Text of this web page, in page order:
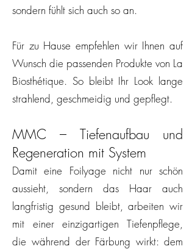
sondern fühlt sich auch so an.
Für zu Hause empfehlen wir Ihnen auf
Wunsch die passenden Produkte von La
Biosthétique. So bleibt Ihr Look lange
strahlend, geschmeidig und gepflegt.
MMC – Tiefenaufbau und
Regeneration mit System
Damit eine Foilyage nicht nur schön
aussieht, sondern das Haar auch
langfristig gesund bleibt, arbeiten wir
mit einer einzigartigen Tiefenpflege,
die während der Färbung wirkt: dem